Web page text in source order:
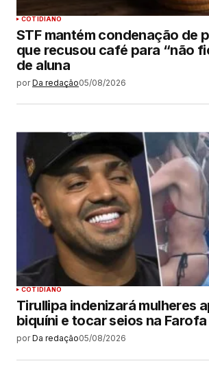
COTIDIANO
STF mantém condenação de
que recusou café para “não
de aluna
por Da redação05/08/2026
COTIDIANO
Tirullipa indenizará mulheres
biquíni e tocar seios na
por Da redação05/08/2026